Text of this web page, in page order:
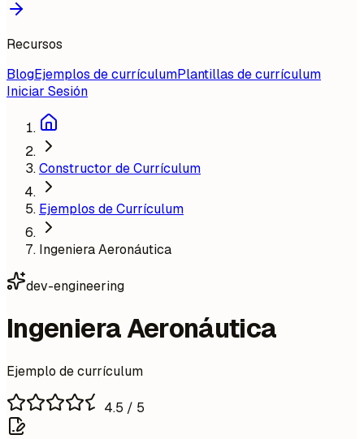
Recursos
BlogEjemplos de currículumPlantillas de currículum
Iniciar Sesión
Constructor de Currículum
Ejemplos de Currículum
Ingeniera Aeronáutica
dev-engineering
Ingeniera Aeronáutica
Ejemplo de currículum
4.5 / 5